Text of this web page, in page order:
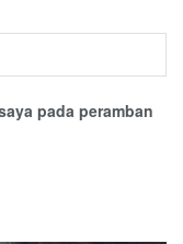
pada peramban